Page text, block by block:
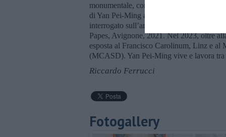
monumentale, come omaggio alla madre
di Yan Pei-Ming attraverso la sua storia
interrogato sull’ambiguità del potere e
Papes, Avignone, 2021. Nel 2023, oltre
esposta al Francisco Carolinum, Linz e
(MCASD). Yan Pei-Ming vive e lavora
Riccardo Ferrucci
Fotogallery